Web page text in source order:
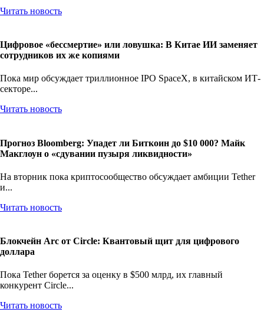
Читать новость
Цифровое «бессмертие» или ловушка: В Китае ИИ заменяет
сотрудников их же копиями
Пока мир обсуждает триллионное IPO SpaceX, в китайском ИТ-
секторе...
Читать новость
Прогноз Bloomberg: Упадет ли Биткоин до $10 000? Майк
Макглоун о «сдувании пузыря ликвидности»
На вторник пока криптосообщество обсуждает амбиции Tether
и...
Читать новость
Блокчейн Arc от Circle: Квантовый щит для цифрового
доллара
Пока Tether борется за оценку в $500 млрд, их главный
конкурент Circle...
Читать новость